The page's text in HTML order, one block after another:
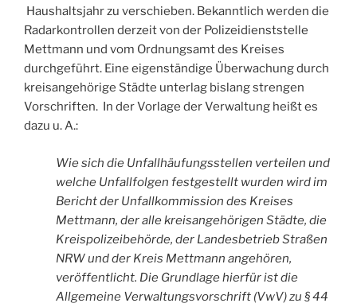
Haushaltsjahr zu verschieben. Bekanntlich werden die
Radarkontrollen derzeit von der Polizeidienststelle
Mettmann und vom Ordnungsamt des Kreises
durchgeführt. Eine eigenständige Überwachung durch
kreisangehörige Städte unterlag bislang strengen
Vorschriften. In der Vorlage der Verwaltung heißt es
dazu u. A.:
Wie sich die Unfallhäufungsstellen verteilen und
welche Unfallfolgen festgestellt wurden wird im
Bericht der Unfallkommission des Kreises
Mettmann, der alle kreisangehörigen Städte, die
Kreispolizeibehörde, der Landesbetrieb Straßen
NRW und der Kreis Mettmann angehören,
veröffentlicht. Die Grundlage hierfür ist die
Allgemeine Verwaltungsvorschrift (VwV) zu § 44